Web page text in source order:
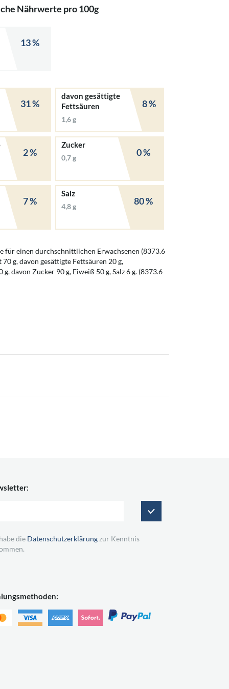
Nährwerte pro 100g
13 %
31 %
davon gesättigte
Fettsäuren
1,6 g
8 %
2 %
Zucker
0,7 g 0 %
7 %
Salz
4,8 g 80 %
für einen durchschnittlichen Erwachsenen (8373.6
g, davon gesättigte Fettsäuren 20 g,
davon Zucker 90 g, Eiweiß 50 g, Salz 6 g. (8373.6
die Datenschutzerklärungzur Kenntnis